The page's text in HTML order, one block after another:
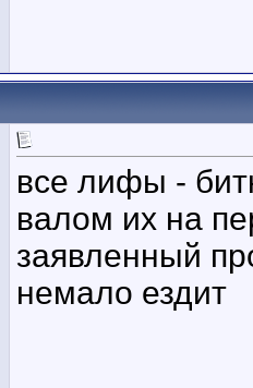
все лифы -
валом их на
заявленный
немало ездит